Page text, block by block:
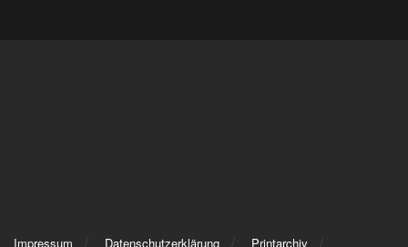
Impressum Datenschutzerklärung Printarchiv